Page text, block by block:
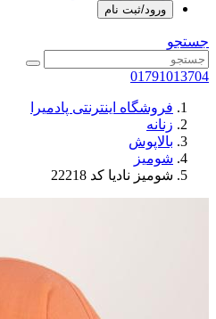
ورود/ثبت نام
جستجو
01791013704
فروشگاه اینترنتی پادمیرا
زنانه
بالاپوش
شومیز
شومیز نادیا کد 22218